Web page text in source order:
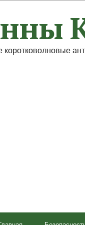
коротковолновые